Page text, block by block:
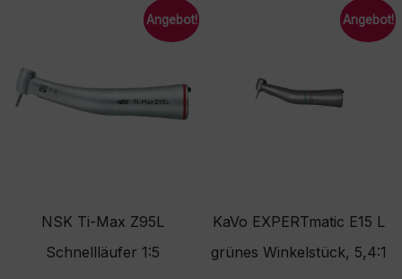
Angebot!
NSK Ti-Max Z95L
Schnellläufer 1:5
Angebot!
KaVo EXPERTmatic E15 L
grünes Winkelstück, 5,4:1